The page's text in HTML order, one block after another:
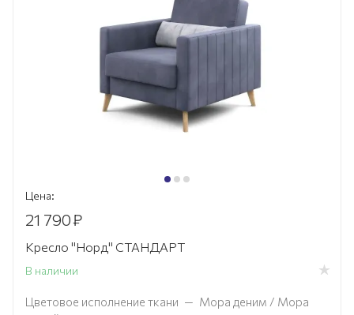
Цена:
21 790₽
Кресло "Норд" СТАНДАРТ
В наличии
Цветовое исполнение ткани — Мора деним / Мора